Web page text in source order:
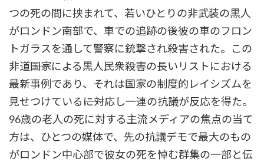
つの死の間に挟まれて、若いひとりの非武装の黒人
がロンドン南部で、車での追跡の後彼の車のフロン
トガラスを通して警察に銃撃され殺害された。この
非道――国家による黒人民衆殺害の長いリストにおける
最新事例であり、それは国家の制度的レイシズムを
見せつけている――に対応し一連の抗議が反応を得た。
96歳の老人の死に対する主流メディアの焦点の当て
方は、ひとつの媒体で、先の抗議デモで最大のもの
がロンドン中心部で彼女の死を悼む群集の一部と伝